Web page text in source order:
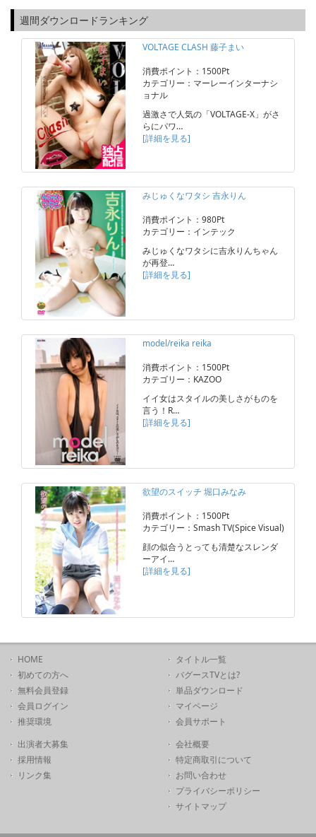
週間ダウンロードランキング
VOLTAGE CLASH 藤子まい
消費ポイント：1500Pt
カテゴリー：マーレーインターナシ
ョナル
過激さで人気の「VOLTAGE-X」がさ
らにパワ…
[詳細を見る]
みじゅくなワタシ 吉永りん
消費ポイント：980Pt
カテゴリー：インテック
みじゅくなワタシに吉永りんちゃん
が再登…
[詳細を見る]
model/reika reika
消費ポイント：1500Pt
カテゴリー：KAZOO
イイ女はスタイルの美しさがものを
言う！R…
[詳細を見る]
欲望のスイッチ 堀口みなみ
消費ポイント：1500Pt
カテゴリー：Smash TV(Spice Visual)
顔の似合うとっても清楚なスレンダ
ーアイ…
[詳細を見る]
HOME
初めての方へ
無料会員登録
会員ログイン
推奨環境
タイトル一覧
バグースTVとは?
単品ダウンロード
マイページ
会員サポート
出演者大募集
採用情報
リンク集
会社概要
特定商取引について
お問い合わせ
プライバシーポリシー
サイトマップ